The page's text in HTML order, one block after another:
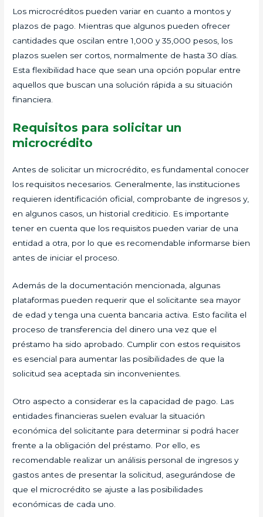
Los microcréditos pueden variar en cuanto a montos y
plazos de pago. Mientras que algunos pueden ofrecer
cantidades que oscilan entre 1,000 y 35,000 pesos, los
plazos suelen ser cortos, normalmente de hasta 30 días.
Esta flexibilidad hace que sean una opción popular entre
aquellos que buscan una solución rápida a su situación
financiera.
Requisitos para solicitar un
microcrédito
Antes de solicitar un microcrédito, es fundamental conocer
los requisitos necesarios. Generalmente, las instituciones
requieren identificación oficial, comprobante de ingresos y,
en algunos casos, un historial crediticio. Es importante
tener en cuenta que los requisitos pueden variar de una
entidad a otra, por lo que es recomendable informarse bien
antes de iniciar el proceso.
Además de la documentación mencionada, algunas
plataformas pueden requerir que el solicitante sea mayor
de edad y tenga una cuenta bancaria activa. Esto facilita el
proceso de transferencia del dinero una vez que el
préstamo ha sido aprobado. Cumplir con estos requisitos
es esencial para aumentar las posibilidades de que la
solicitud sea aceptada sin inconvenientes.
Otro aspecto a considerar es la capacidad de pago. Las
entidades financieras suelen evaluar la situación
económica del solicitante para determinar si podrá hacer
frente a la obligación del préstamo. Por ello, es
recomendable realizar un análisis personal de ingresos y
gastos antes de presentar la solicitud, asegurándose de
que el microcrédito se ajuste a las posibilidades
económicas de cada uno.